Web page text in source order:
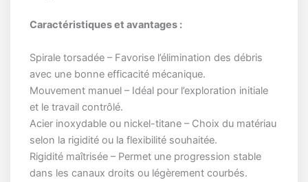
Caractéristiques et avantages :
Spirale torsadée – Favorise l’élimination des débris
avec une bonne efficacité mécanique.
Mouvement manuel – Idéal pour l’exploration initiale
et le travail contrôlé.
Acier inoxydable ou nickel-titane – Choix du matériau
selon la rigidité ou la flexibilité souhaitée.
Rigidité maîtrisée – Permet une progression stable
dans les canaux droits ou légèrement courbés.